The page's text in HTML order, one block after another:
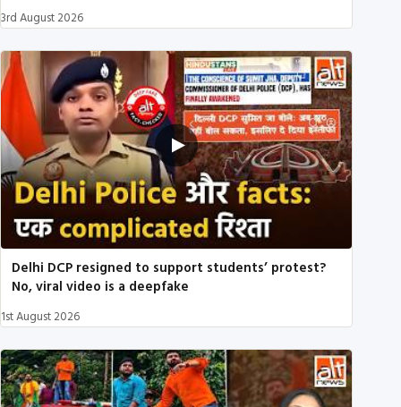
3rd August 2026
Delhi DCP resigned to support students’ protest?
No, viral video is a deepfake
1st August 2026